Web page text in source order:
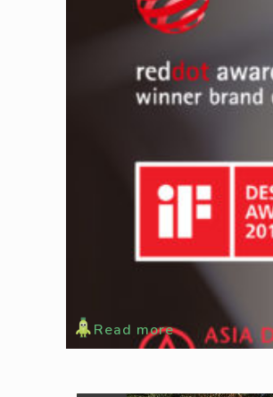
zero zero 獲德國紅點設
以往華爾街日報曾讚賞「台灣是資
Read more